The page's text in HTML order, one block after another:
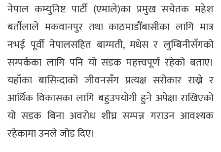
नेपाल कम्युनिष्ट पार्टी (एमाले)का प्रमुख सचेतक महेश
बर्तौलाले मकवानपुर तथा काठमाडौँबासीका लागि मात्र
नभई पूर्वी नेपालसहित बाग्मती, मधेस र लुम्बिनीसँगको
सम्पर्कका लागि पनि यो सडक महत्त्वपूर्ण रहेको बताए।
यहाँका बासिन्दाको जीवनसँग प्रत्यक्ष सरोकार राख्ने र
आर्थिक विकासका लागि बहुउपयोगी हुने अपेक्षा राखिएको
यो सडक बिना अवरोध शीघ्र सम्पन्न गराउन आवश्यक
रहेकामा उनले जोड दिए।